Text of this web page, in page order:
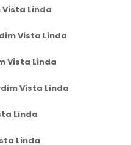
Linda
Vista Linda
Vista Linda
Vista Linda
Linda
Linda